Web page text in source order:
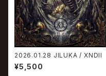
2026.01.28 JILUKA / XNDII
¥5,500